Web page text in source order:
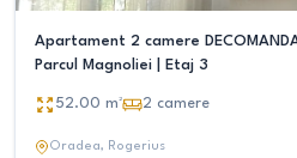
Apartament 2 camere
Parcul Magnoliei | Etaj 3
52.00 m² 2 camere
Oradea, Rogerius